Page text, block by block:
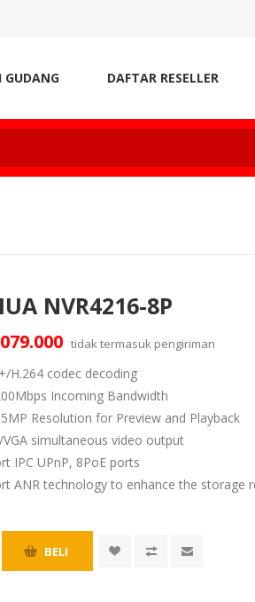
GUDANG DAFTAR RESELLER
NVR4216-8P
tidak termasuk pengiriman
H.264 codec decoding
Incoming Bandwidth
Resolution for Preview and Playback
VGA simultaneous video output
IPC UPnP, 8PoE ports
ANR technology to enhance the